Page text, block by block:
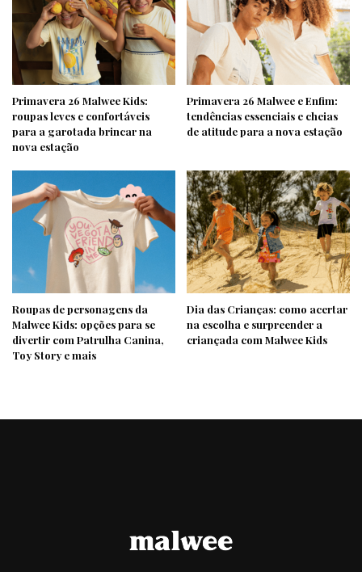
Primavera 26 Malwee Kids:
roupas leves e confortáveis
para a garotada brincar na
nova estação
Primavera 26 Malwee e Enfim:
tendências essenciais e cheias
de atitude para a nova estação
Roupas de personagens da
Malwee Kids: opções para se
divertir com Patrulha Canina,
Toy Story e mais
Dia das Crianças: como acertar
na escolha e surpreender a
criançada com Malwee Kids